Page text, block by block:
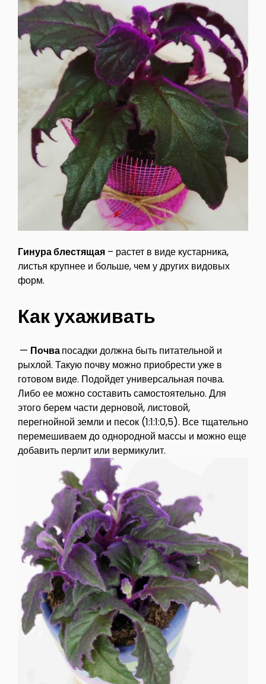
Гинура блестящая – растет в виде кустарника,
листья крупнее и больше, чем у других видовых
форм.
Как ухаживать
— Почвапосадки должна быть питательной и
рыхлой. Такую почву можно приобрести уже в
готовом виде. Подойдет универсальная почва.
Либо ее можно составить самостоятельно. Для
этого берем части дерновой, листовой,
перегнойной земли и песок (1:1:1:0,5). Все тщательно
перемешиваем до однородной массы и можно еще
добавить перлит или вермикулит.